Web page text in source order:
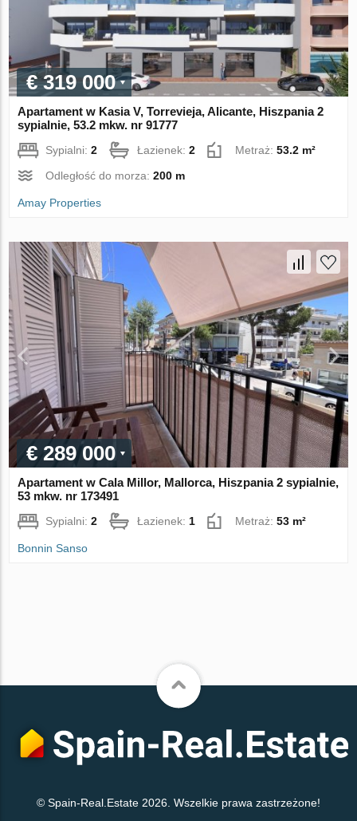
€ 319 000
Apartament w Kasia V, Torrevieja, Alicante, Hiszpania 2
sypialnie, 53.2 mkw. nr 91777
Sypialni:2 Łazienek:2 Metraż:53.2 m²
Odległość do morza:200 m
Amay Properties
€ 289 000
Apartament w Cala Millor, Mallorca, Hiszpania 2 sypialnie,
53 mkw. nr 173491
Sypialni:2 Łazienek:1 Metraż:53 m²
Bonnin Sanso
© Spain-Real.Estate 2026. Wszelkie prawa zastrzeżone!